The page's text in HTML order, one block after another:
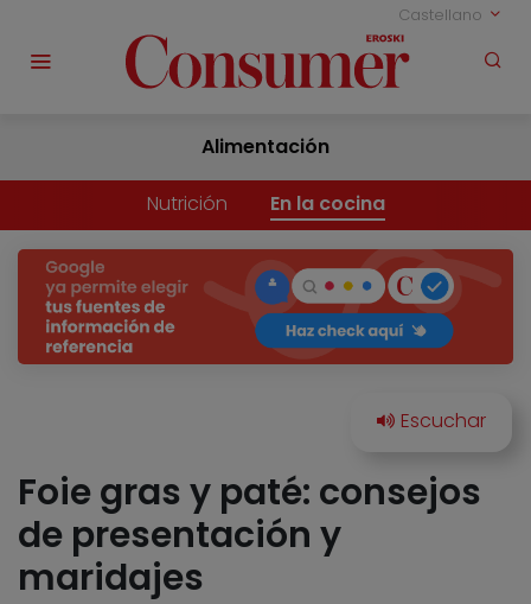
Castellano
Alimentación
Nutrición En la cocina
Foie gras y paté: consejos
de presentación y
maridajes